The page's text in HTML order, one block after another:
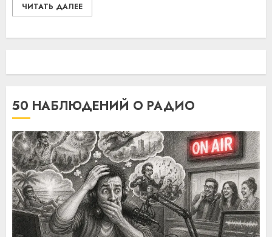
ЧИТАТЬ ДАЛЕЕ
50 НАБЛЮДЕНИЙ О РАДИО